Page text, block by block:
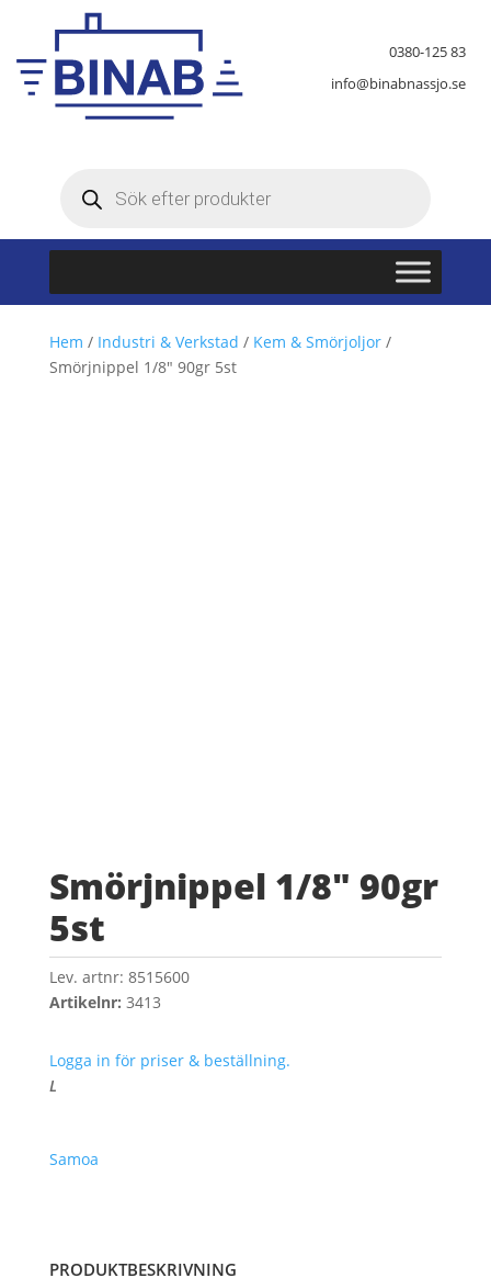
0380-125 83
info@binabnassjo.se
Hem / Industri & Verkstad / Kem & Smörjoljor/
Smörjnippel 1/8″ 90gr 5st
Smörjnippel 1/8″ 90gr
5st
Lev. artnr: 8515600
Artikelnr: 3413
Logga in för priser & beställning.
L
Samoa
PRODUKTBESKRIVNING